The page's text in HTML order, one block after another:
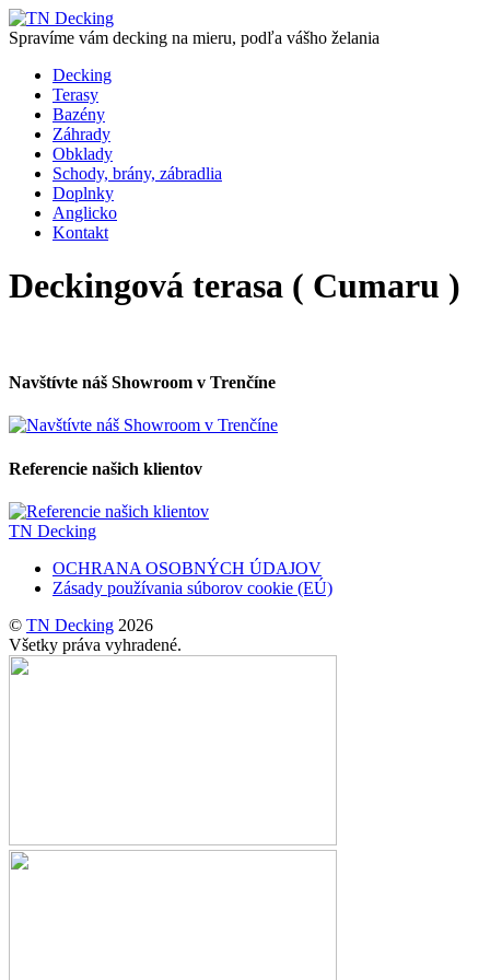
Spravíme vám decking na mieru, podľa vášho želania
Decking
Terasy
Bazény
Záhrady
Obklady
Schody, brány, zábradlia
Doplnky
Anglicko
Kontakt
Deckingová terasa ( Cumaru )
Navštívte náš Showroom v Trenčíne
Referencie našich klientov
TN Decking
OCHRANA OSOBNÝCH ÚDAJOV
Zásady používania súborov cookie (EÚ)
© TN Decking 2026
Všetky práva vyhradené.